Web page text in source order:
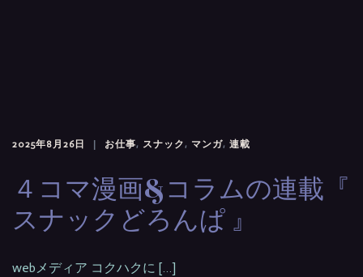
2025年8月26日 お仕事, スナック, マンガ, 連載
４コマ漫画&コラムの連載『
スナックどろんぱ 』
webメディア コクハクに […]